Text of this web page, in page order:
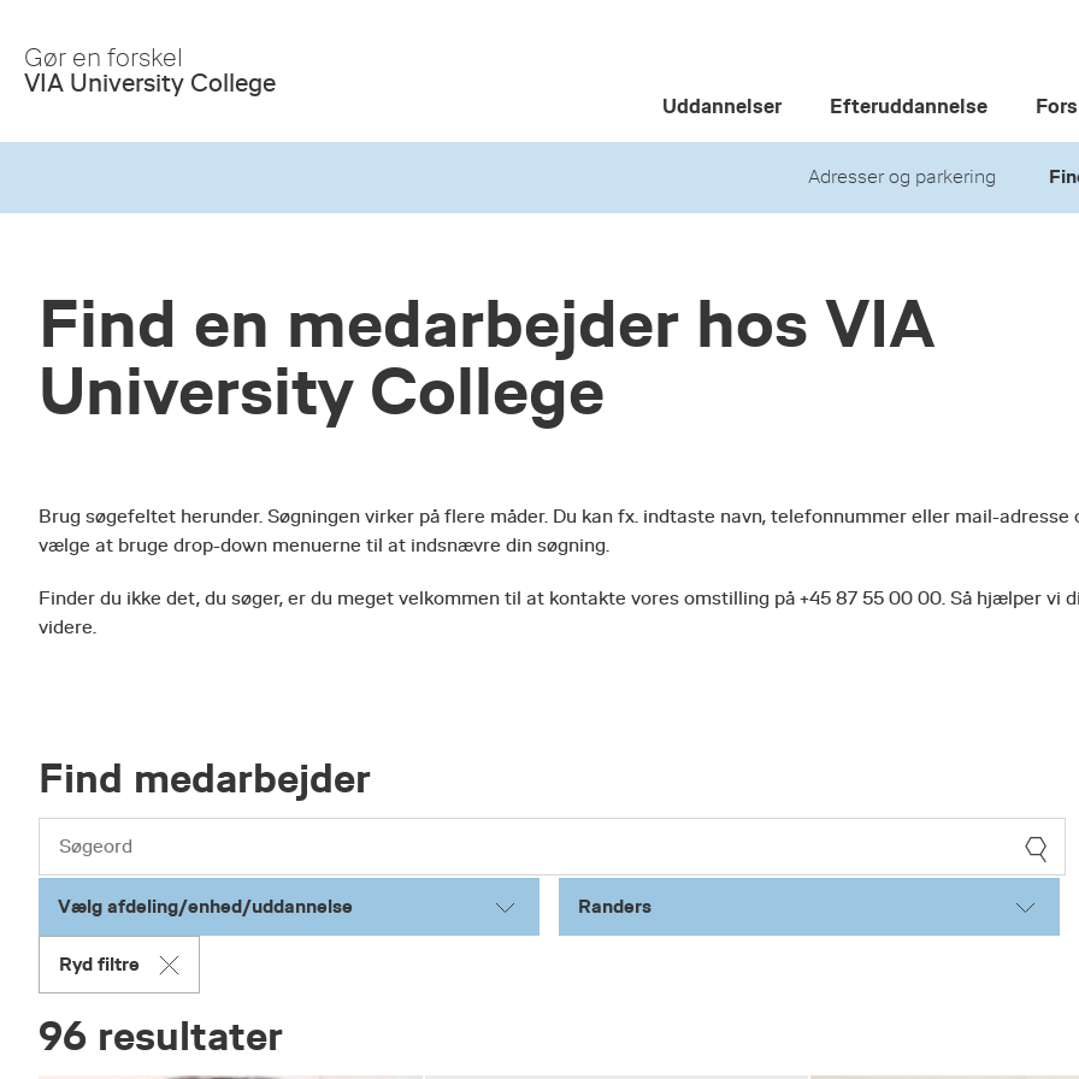
Main
Content
Gør en forskel
VIA University College
Uddannelser Efteruddannelse
Adresser og parkering
Find en medarbejder hos VIA
University College
Brug søgefeltet herunder. Søgningen virker på flere måder. Du kan fx. indtaste navn, telefonnummer eller mail-adresse
vælge at bruge drop-down menuerne til at indsnævre din søgning.
Finder du ikke det, du søger, er du meget velkommen til at kontakte vores omstilling på +45 87 55 00 00. Så hjælper vi
videre.
Find medarbejder
Vælg afdeling/enhed/uddannelse Randers
Ryd filtre
96 resultater